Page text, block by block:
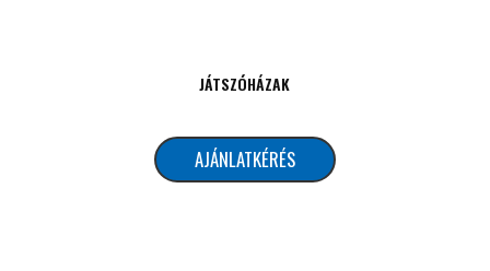
JÁTSZÓHÁZAK
AJÁNLATKÉRÉS